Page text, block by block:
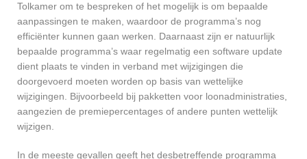
Tolkamer om te bespreken of het mogelijk is om bepaalde
aanpassingen te maken, waardoor de programma’s nog
efficiënter kunnen gaan werken. Daarnaast zijn er natuurlijk
bepaalde programma’s waar regelmatig een software update
dient plaats te vinden in verband met wijzigingen die
doorgevoerd moeten worden op basis van wettelijke
wijzigingen. Bijvoorbeeld bij pakketten voor loonadministraties,
aangezien de premiepercentages of andere punten wettelijk
wijzigen.
In de meeste gevallen geeft het desbetreffende programma